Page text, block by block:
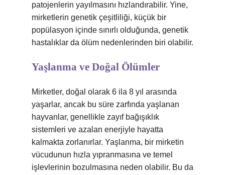
patojenlerin yayılmasını hızlandırabilir. Yine,
mirketlerin genetik çeşitliliği, küçük bir
popülasyon içinde sınırlı olduğunda, genetik
hastalıklar da ölüm nedenlerinden biri olabilir.
Yaşlanma ve Doğal Ölümler
Mirketler, doğal olarak 6 ila 8 yıl arasında
yaşarlar, ancak bu süre zarfında yaşlanan
hayvanlar, genellikle zayıf bağışıklık
sistemleri ve azalan enerjiyle hayatta
kalmakta zorlanırlar. Yaşlanma, bir mirketin
vücudunun hızla yıpranmasına ve temel
işlevlerinin bozulmasına neden olabilir. Bu da